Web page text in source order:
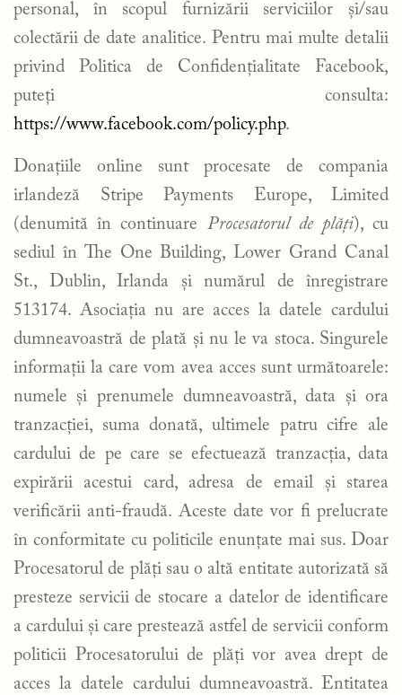
personal, în scopul furnizării serviciilor și/sau
colectării de date analitice. Pentru mai multe detalii
privind Politica de Confidențialitate Facebook,
puteți consulta:
https://www.facebook.com/policy.php.
Donațiile online sunt procesate de compania
irlandeză Stripe Payments Europe, Limited
(denumită în continuare Procesatorul de plăți), cu
sediul în The One Building, Lower Grand Canal
St., Dublin, Irlanda și numărul de înregistrare
513174. Asociația nu are acces la datele cardului
dumneavoastră de plată și nu le va stoca. Singurele
informații la care vom avea acces sunt următoarele:
numele și prenumele dumneavoastră, data și ora
tranzacției, suma donată, ultimele patru cifre ale
cardului de pe care se efectuează tranzacția, data
expirării acestui card, adresa de email și starea
verificării anti-fraudă. Aceste date vor fi prelucrate
în conformitate cu politicile enunțate mai sus. Doar
Procesatorul de plăți sau o altă entitate autorizată să
presteze servicii de stocare a datelor de identificare
a cardului și care prestează astfel de servicii conform
politicii Procesatorului de plăți vor avea drept de
acces la datele cardului dumneavoastră. Entitatea